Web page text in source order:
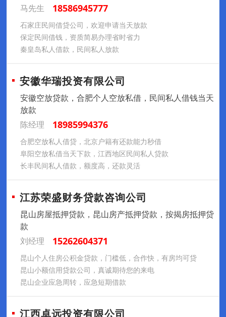
马先生
18586945777
石家庄民间借贷公司，欢迎申请当天放款
保定民间借钱，资质简易办理省时省力
秦皇岛私人借款，民间私人放款
安徽华瑞投资有限公司
安徽空放贷款，合肥个人空放私借，民间私人借钱当天
放款
陈经理
18985994376
合肥空放私人借贷，北京户籍有还款能力秒借
‌阜阳‌空放私借当天下款，江西地区民间私人贷款
长丰民间私人借款，额度高，还款灵活
江苏荣盛财务贷款咨询公司
昆山房屋抵押贷款，昆山房产抵押贷款，按揭房抵押贷
款
刘经理
15262604371
昆山个人住房公积金贷款，门槛低，合作快，有房均可贷
昆山小额信用贷款公司，真诚期待您的来电
昆山企业应急周转，应急短期借款
江西卓远投资有限公司